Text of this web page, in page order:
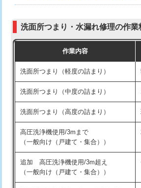
モルタル補修（厚さ10㎝まで）
モルタル補修（厚さ10㎝超え）
洗面台設置
バスタブ設置
追加人工
廃棄・処分
※給水管工事は20mmまでの価格です。
（P/S/ポップアップ））
交換・取付（その他部品）
持込商品取付（単水栓）
持込商品取付（混合水栓）
持込商品取付（浄水器・分岐水栓）
給水管工事※（ホール加工)
給水管工事※（バンド止め)
給水管工事※（支持金具設置)
給水管工事※（保温材使用（バンド止
洗面所つまり・水漏れ修理の作業
作業内容
洗面所つまり（軽度の詰まり）
洗面所つまり（中度の詰まり）
洗面所つまり（高度の詰まり）
高圧洗浄機使用/3mまで
（一般向け（戸建て・集合））
追加 高圧洗浄機使用/3m超え
（一般向け（戸建て・集合））